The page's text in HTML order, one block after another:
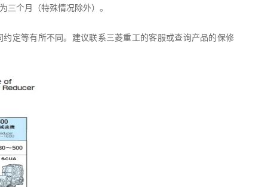
三个月（特殊情况除外）。
定等有所不同。建议联系三菱重工的客服或查询产品的保修